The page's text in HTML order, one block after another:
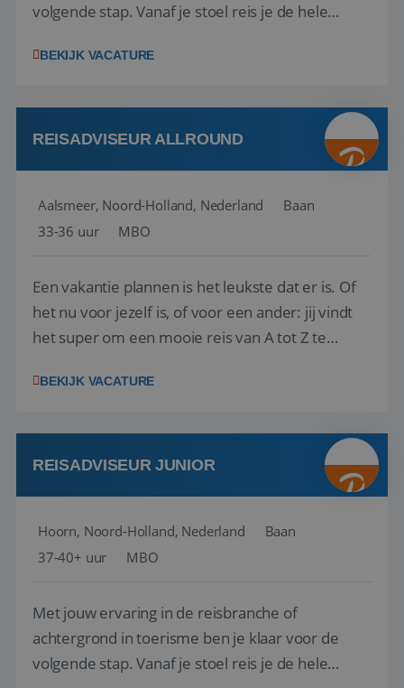
volgende stap. Vanaf je stoel reis je de hele
wensen van je team, je klant en wat er in de
klanten te overtuigen om die droomreis te
boeken! ...
BEKIJK VACATURE
REISADVISEUR ALLROUND
Aalsmeer, Noord-Holland, Nederland
Baan
33-36 uur
MBO
Een vakantie plannen is het leukste dat er is. Of
het nu voor jezelf is, of voor een ander: jij vindt
het super om een mooie reis van A tot Z te
vakantiegangers de meest prachtige plekjes op
werken: of het nu gaat om vragen ...
BEKIJK VACATURE
REISADVISEUR JUNIOR
Hoorn, Noord-Holland, Nederland
Baan
37-40+ uur
MBO
Met jouw ervaring in de reisbranche of
achtergrond in toerisme ben je klaar voor de
volgende stap. Vanaf je stoel reis je de hele